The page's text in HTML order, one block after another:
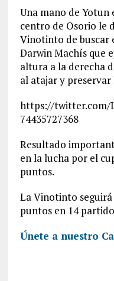
Una mano de Yotun
centro de Osorio le
Vinotinto de buscar
Darwin Machís que
altura a la derecha
al atajar y
https://twitter.com/
74435727368
Resultado
en la lucha por el
puntos.
La Vinotinto
puntos en 14
Únete a nuestro